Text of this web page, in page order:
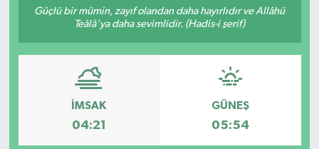
Güçlü bir mümin, zayıf olandan daha hayırlıdır ve Allâhü
Teâlâ'ya daha sevimlidir. (Hadis-i şerif)
İMSAK
04:21
GÜNEŞ
05:54